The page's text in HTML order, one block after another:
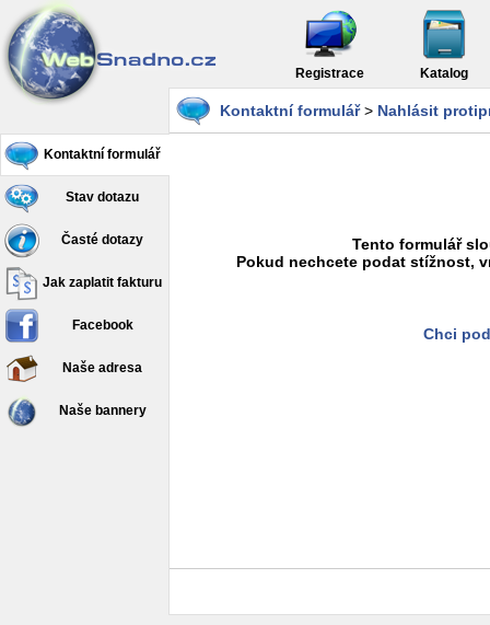
Registrace Katalog
Kontaktní formulář
Stav dotazu
Časté dotazy
Jak zaplatit fakturu
Facebook
Naše adresa
Naše bannery
Kontaktní formulář> Nahlásit
Tento formulář
Pokud nechcete podat stížnost,
Chci